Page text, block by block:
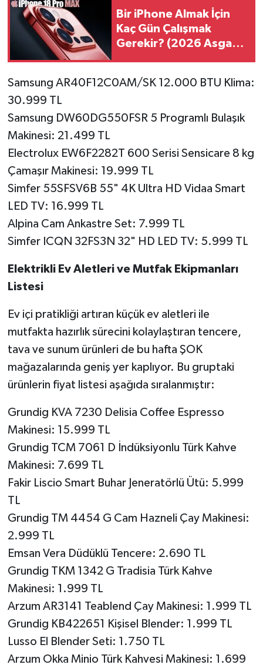
Bir iPhone Almak İçin
Kaç Gün Çalışmak
Gerekir? (2026 Asgari
Samsung AR40F12C0AM/SK 12.000 BTU Klima:
30.999 TL
Samsung DW60DG550FSR 5 Programlı Bulaşık
Makinesi: 21.499 TL
Electrolux EW6F2282T 600 Serisi Sensicare 8 kg
Çamaşır Makinesi: 19.999 TL
Simfer 55SFSV6B 55" 4K Ultra HD Vidaa Smart
LED TV: 16.999 TL
Alpina Cam Ankastre Set: 7.999 TL
Simfer ICQN 32FS3N 32" HD LED TV: 5.999 TL
Elektrikli Ev Aletleri ve Mutfak Ekipmanları
Listesi
Ev içi pratikliği artıran küçük ev aletleri ile
mutfakta hazırlık sürecini kolaylaştıran tencere,
tava ve sunum ürünleri de bu hafta ŞOK
mağazalarında geniş yer kaplıyor. Bu gruptaki
ürünlerin fiyat listesi aşağıda sıralanmıştır:
Grundig KVA 7230 Delisia Coffee Espresso
Makinesi: 15.999 TL
Grundig TCM 7061 D İndüksiyonlu Türk Kahve
Makinesi: 7.699 TL
Fakir Liscio Smart Buhar Jeneratörlü Ütü: 5.999
TL
Grundig TM 4454 G Cam Hazneli Çay Makinesi:
2.999 TL
Emsan Vera Düdüklü Tencere: 2.690 TL
Grundig TKM 1342 G Tradisia Türk Kahve
Makinesi: 1.999 TL
Arzum AR3141 Teablend Çay Makinesi: 1.999 TL
Grundig KB422651 Kişisel Blender: 1.999 TL
Lusso El Blender Seti: 1.750 TL
Arzum Okka Minio Türk Kahvesi Makinesi: 1.699